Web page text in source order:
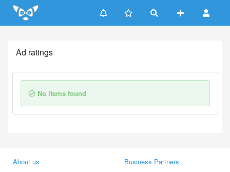
Update cookies preferences
Ad ratings
No items found
About us
Business Partners